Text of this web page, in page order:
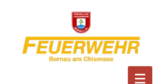
Feuerwehr Bernau am
Chiemsee